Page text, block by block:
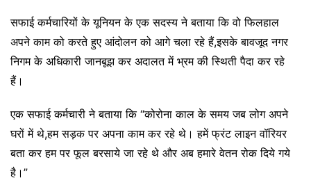
सफाई कर्मचारियों के यूनियन के एक सदस्य ने बताया कि वो फिलहाल
अपने काम को करते हुए आंदोलन को आगे चला रहे हैं,इसके बावजूद नगर
निगम के अधिकारी जानबूझ कर अदालत में भ्रम की स्थिती पैदा कर रहे
हैं।
एक सफाई कर्मचारी ने बताया कि “कोरोना काल के समय जब लोग अपने
घरों में थे,हम सड़क पर अपना काम कर रहे थे। हमें फ्रंट लाइन वॉरियर
बता कर हम पर फूल बरसाये जा रहे थे और अब हमारे वेतन रोक दिये गये
है।”